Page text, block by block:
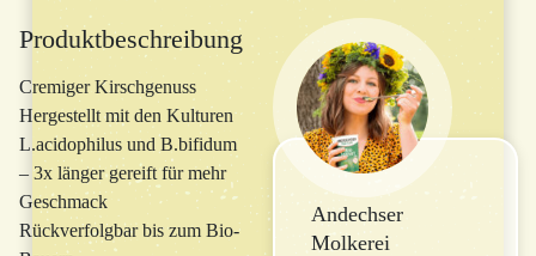
Produktbeschreibung
Cremiger Kirschgenuss
Hergestellt mit den Kulturen
L.acidophilus und B.bifidum
– 3x länger gereift für mehr
Geschmack
Rückverfolgbar bis zum Bio-
Andechser
Molkerei